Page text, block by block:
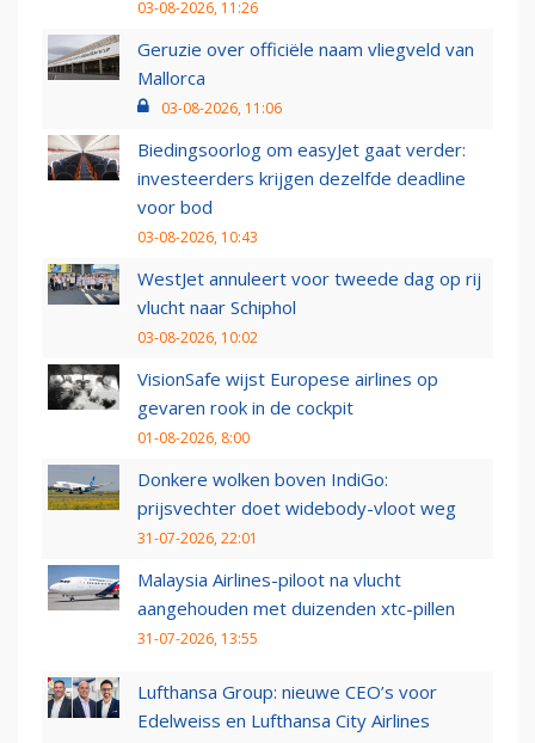
03-08-2026, 11:26
Geruzie over officiële naam vliegveld van
Mallorca
03-08-2026, 11:06
Biedingsoorlog om easyJet gaat verder:
investeerders krijgen dezelfde deadline
voor bod
03-08-2026, 10:43
WestJet annuleert voor tweede dag op rij
vlucht naar Schiphol
03-08-2026, 10:02
VisionSafe wijst Europese airlines op
gevaren rook in de cockpit
01-08-2026, 8:00
Donkere wolken boven IndiGo:
prijsvechter doet widebody-vloot weg
31-07-2026, 22:01
Malaysia Airlines-piloot na vlucht
aangehouden met duizenden xtc-pillen
31-07-2026, 13:55
Lufthansa Group: nieuwe CEO’s voor
Edelweiss en Lufthansa City Airlines